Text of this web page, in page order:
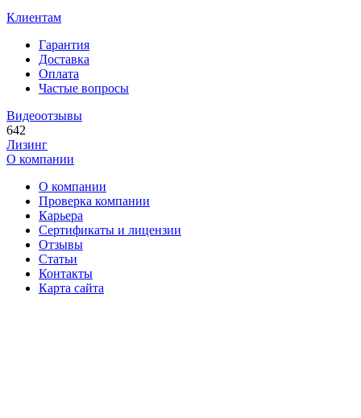
Клиентам
Гарантия
Доставка
Оплата
Частые вопросы
Видеоотзывы
642
Лизинг
О компании
О компании
Проверка компании
Карьера
Сертификаты и лицензии
Отзывы
Статьи
Контакты
Карта сайта